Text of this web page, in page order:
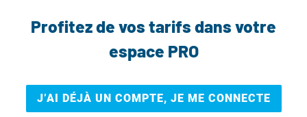
Profitez de vos tarifs dans votre
espace PRO
J’AI DÉJÀ UN COMPTE, JE ME CONNECTE